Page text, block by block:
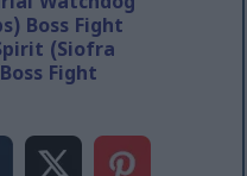
Boss Fight
(Siofra
Fight